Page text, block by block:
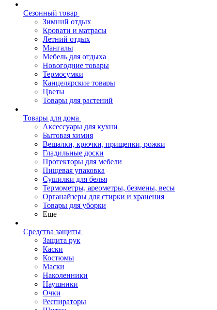
Сезонный товар
Зимний отдых
Кровати и матрасы
Летний отдых
Мангалы
Мебель для отдыха
Новогодние товары
Термосумки
Канцелярские товары
Цветы
Товары для растений
Товары для дома
Аксессуары для кухни
Бытовая химия
Вешалки, крючки, прищепки, рожки
Гладильные доски
Протекторы для мебели
Пищевая упаковка
Сушилки для белья
Термометры, ареометры, безмены, весы
Органайзеры для стирки и хранения
Товары для уборки
Еще
Средства защиты
Защита рук
Каски
Костюмы
Маски
Наколенники
Наушники
Очки
Респираторы